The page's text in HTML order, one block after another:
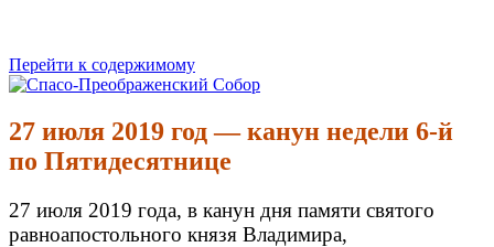
Перейти к содержимому
Спасо-Преображенский Собор
Спасо-Преображенский кафедральный Собор Новокузнецк
27 июля 2019 год — канун недели 6-й
по Пятидесятнице
27 июля 2019 года, в канун дня памяти святого
равноапостольного князя Владимира,